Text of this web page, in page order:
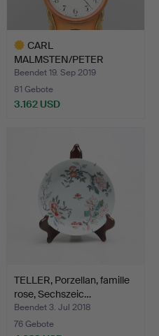
CARL
MALMSTEN/PETER
HELLQVIST/JOHAN
PERSSO…
Beendet 19. Sep 2019
81 Gebote
3.162 USD
TELLER, Porzellan, famille
rose, Sechszeic…
Beendet 3. Jul 2018
76 Gebote